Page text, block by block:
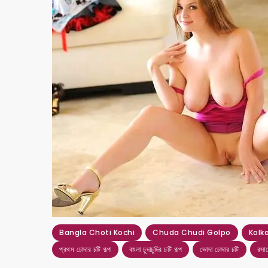
Bangla Choti Kochi Chuda Chudi Golpo
প্রথম চোদার চটি গল্প বাংলা চুদাচুদির চটি গল্প ভোদা চোদার চটি